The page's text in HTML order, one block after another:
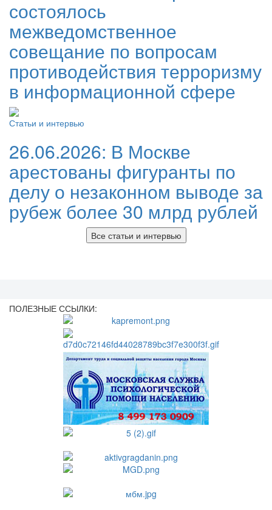
состоялось
межведомственное
совещание по вопросам
противодействия терроризму
в информационной сфере
Статьи и интервью
26.06.2026: В Москве
арестованы фигуранты по
делу о незаконном выводе за
рубеж более 30 млрд рублей
Все статьи и интервью
ПОЛЕЗНЫЕ ССЫЛКИ: